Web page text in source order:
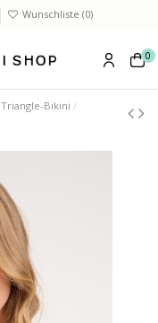
Wunschliste (0)
0
Triangle-Bikini